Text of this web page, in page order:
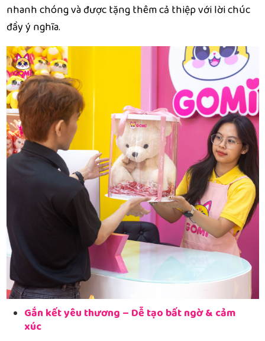
nhanh chóng và được tặng thêm cả thiệp với lời chúc
đầy ý nghĩa.
Gắn kết yêu thương – Dễ tạo bất ngờ & cảm
xúc